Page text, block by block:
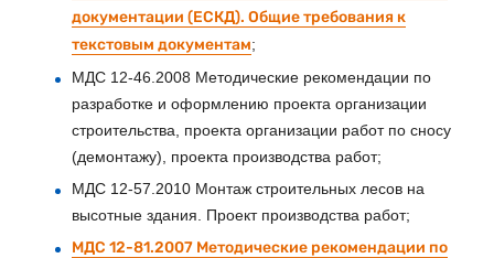
документации (ЕСКД). Общие требования к
текстовым документам;
МДС 12-46.2008 Методические рекомендации по
разработке и оформлению проекта организации
строительства, проекта организации работ по сносу
(демонтажу), проекта производства работ;
МДС 12-57.2010 Монтаж строительных лесов на
высотные здания. Проект производства работ;
МДС 12-81.2007 Методические рекомендации по